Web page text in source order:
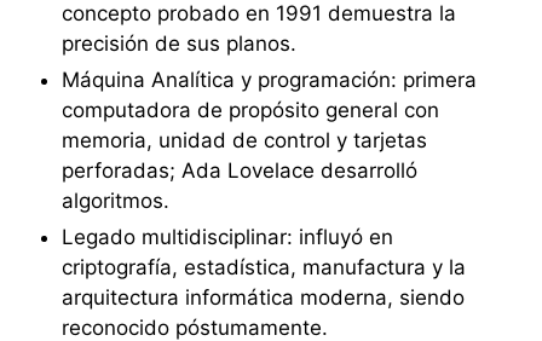
concepto probado en 1991 demuestra la
precisión de sus planos.
Máquina Analítica y programación: primera
computadora de propósito general con
memoria, unidad de control y tarjetas
perforadas; Ada Lovelace desarrolló
algoritmos.
Legado multidisciplinar: influyó en
criptografía, estadística, manufactura y la
arquitectura informática moderna, siendo
reconocido póstumamente.